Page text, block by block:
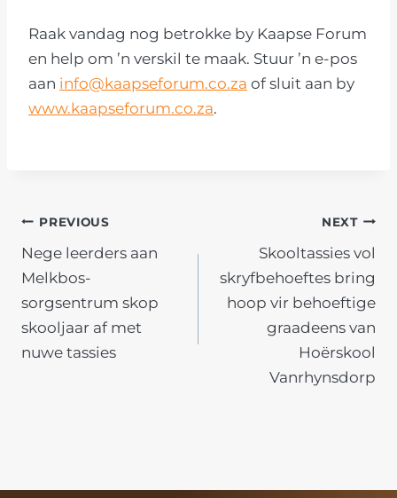
Raak vandag nog betrokke by Kaapse Forum
en help om ’n verskil te maak. Stuur ’n e-pos
aan info@kaapseforum.co.za of sluit aan by
www.kaapseforum.co.za.
POST
NAVIGATION
PREVIOUS
Nege leerders aan
Melkbos-
sorgsentrum skop
skooljaar af met
nuwe tassies
NEXT
Skooltassies vol
skryfbehoeftes bring
hoop vir behoeftige
graadeens van
Hoërskool
Vanrhynsdorp